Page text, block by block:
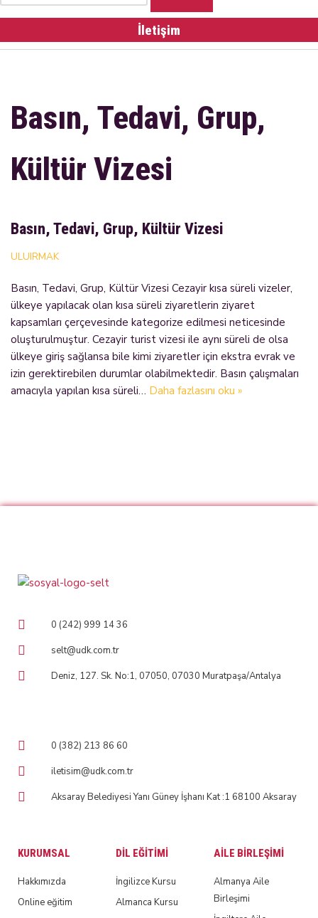
İletişim
Basın, Tedavi, Grup,
Kültür Vizesi
Basın, Tedavi, Grup, Kültür Vizesi
ULUIRMAK
Basın, Tedavi, Grup, Kültür Vizesi Cezayir kısa süreli vizeler,
ülkeye yapılacak olan kısa süreli ziyaretlerin ziyaret
kapsamları çerçevesinde kategorize edilmesi neticesinde
oluşturulmuştur. Cezayir turist vizesi ile aynı süreli de olsa
ülkeye giriş sağlansa bile kimi ziyaretler için ekstra evrak ve
izin gerektirebilen durumlar olabilmektedir. Basın çalışmaları
amacıyla yapılan kısa süreli… Daha fazlasını oku »
0 (242) 999 14 36
selt@udk.com.tr
Deniz, 127. Sk. No:1, 07050, 07030 Muratpaşa/Antalya
0 (382) 213 86 60
iletisim@udk.com.tr
Aksaray Belediyesi Yanı Güney İşhanı Kat :1 68100 Aksaray
KURUMSAL
Hakkımızda
Online eğitim
DIL EĞITIMI
İngilizce Kursu
Almanca Kursu
AILE BIRLEŞIMI
Almanya Aile
Birleşimi